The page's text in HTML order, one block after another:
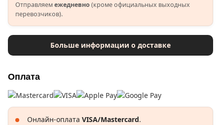
Отправляемежедневно(кроме официальных выходных
перевозчиков).
Больше информации о доставке
Оплата
Онлайн-оплата VISA/Mastercard.